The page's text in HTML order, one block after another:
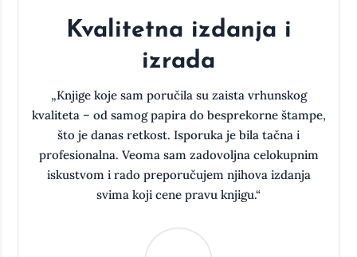
Kvalitetna izdanja i
izrada
„Knjige koje sam poručila su zaista vrhunskog
kvaliteta – od samog papira do besprekorne štampe,
što je danas retkost. Isporuka je bila tačna i
profesionalna. Veoma sam zadovoljna celokupnim
iskustvom i rado preporučujem njihova izdanja
svima koji cene pravu knjigu.“